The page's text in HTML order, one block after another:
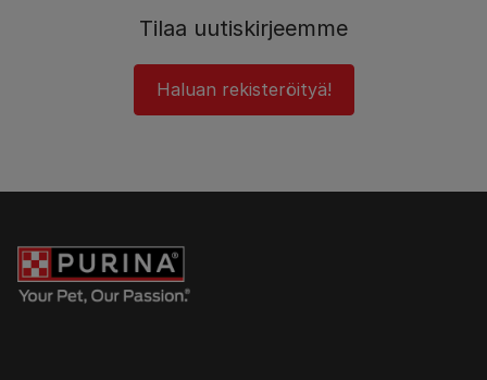
Tilaa uutiskirjeemme
Haluan rekisteröityä!